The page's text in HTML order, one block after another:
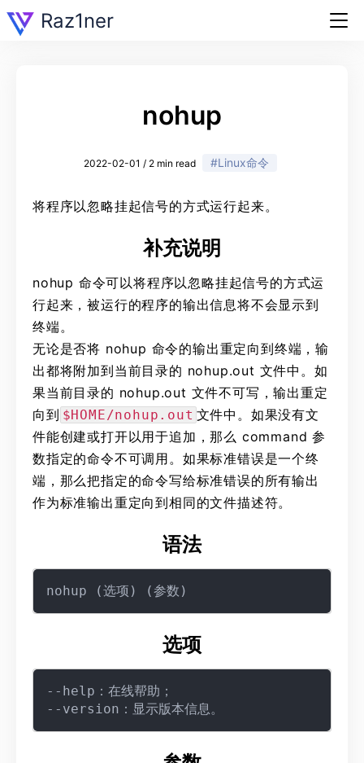
Raz1ner
nohup
2022-02-01 / 2 min read #Linux命令
将程序以忽略挂起信号的方式运行起来。
补充说明
nohup 命令可以将程序以忽略挂起信号的方式运
行起来，被运行的程序的输出信息将不会显示到
终端。
无论是否将 nohup 命令的输出重定向到终端，输
出都将附加到当前目录的 nohup.out 文件中。如
果当前目录的 nohup.out 文件不可写，输出重定
向到 $HOME/nohup.out 文件中。如果没有文
件能创建或打开以用于追加，那么 command 参
数指定的命令不可调用。如果标准错误是一个终
端，那么把指定的命令写给标准错误的所有输出
作为标准输出重定向到相同的文件描述符。
语法
选项
--help：在线帮助；